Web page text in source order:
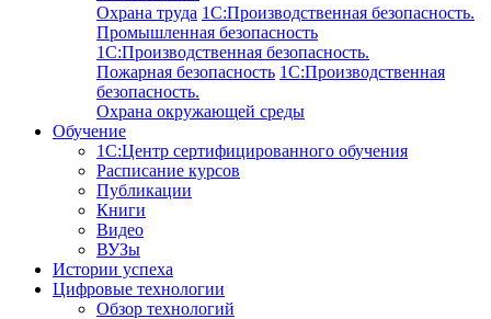
Охрана труда 1C:Производственная безопасность.
Промышленная безопасность
1C:Производственная безопасность.
Пожарная безопасность 1C:Производственная
безопасность.
Охрана окружающей среды
Обучение
1C:Центр сертифицированного обучения
Расписание курсов
Публикации
Книги
Видео
ВУЗы
Истории успеха
Цифровые технологии
Обзор технологий